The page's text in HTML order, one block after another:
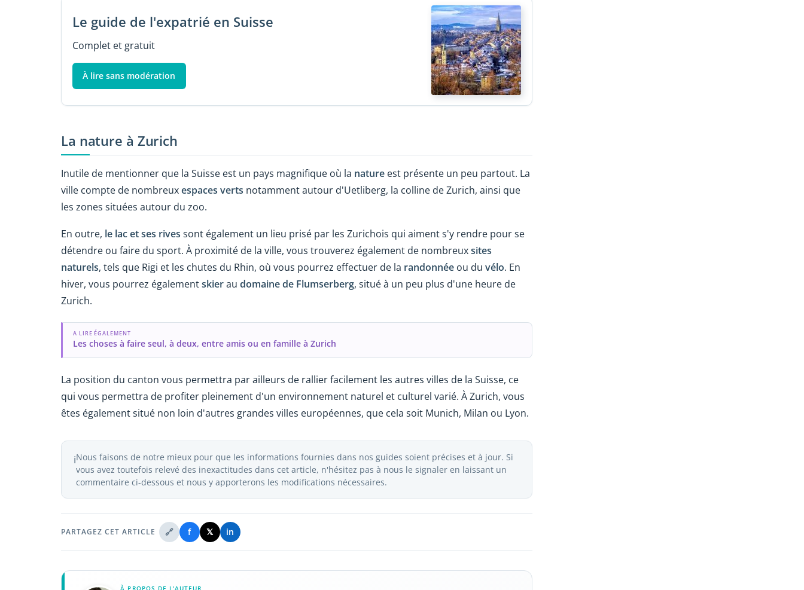
Le guide de l'expatrié en Suisse
Complet et gratuit
À lire sans modération
La nature à Zurich
Inutile de mentionner que la Suisse est un pays magnifique où la nature est présente un peu partout. La
ville compte de nombreuxespaces verts notamment autour d'Uetliberg, la colline de Zurich, ainsi que
les zones situées autour du zoo.
En outre, le lac et ses rives sont également un lieu prisé par les Zurichois qui aiment s'y rendre pour se
détendre ou faire du sport. À proximité de la ville, vous trouverez également de nombreuxsites
naturels, tels que Rigi et les chutes du Rhin, où vous pourrez effectuer de la randonnée ou du vélo. En
hiver, vous pourrez égalementskierau domaine de Flumserberg, situé à un peu plus d'une heure de
Zurich.
A LIRE ÉGALEMENT
Les choses à faire seul, à deux, entre amis ou en famille à Zurich
La position du canton vous permettra par ailleurs de rallier facilement les autres villes de la Suisse, ce
qui vous permettra de profiter pleinement d'un environnement naturel et culturel varié. À Zurich, vous
êtes également situé non loin d'autres grandes villes européennes, que cela soit Munich, Milan ou Lyon.
ℹ️Nous faisons de notre mieux pour que les informations fournies dans nos guides soient précises et à jour. Si
vous avez toutefois relevé des inexactitudes dans cet article, n'hésitez pas à nous le signaler en laissant un
commentaire ci-dessous et nous y apporterons les modifications nécessaires.
PARTAGEZ CET ARTICLE 🔗 f 𝕏 in
À PROPOS DE L'AUTEUR